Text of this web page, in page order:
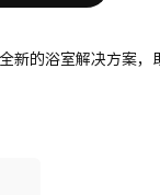
新的浴室解决方案